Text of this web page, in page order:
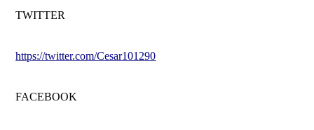
TWITTER
https://twitter.com/Cesar101290
FACEBOOK